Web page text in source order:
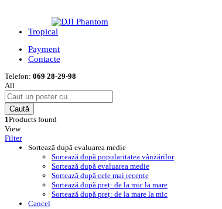
Tropical
Payment
Contacte
Telefon: 069 28-29-98
All
Caută
1Products found
View
Filter
Sortează după evaluarea medie
Sortează după popularitatea vânzărilor
Sortează după evaluarea medie
Sortează după cele mai recente
Sortează după preț: de la mic la mare
Sortează după preț: de la mare la mic
Cancel